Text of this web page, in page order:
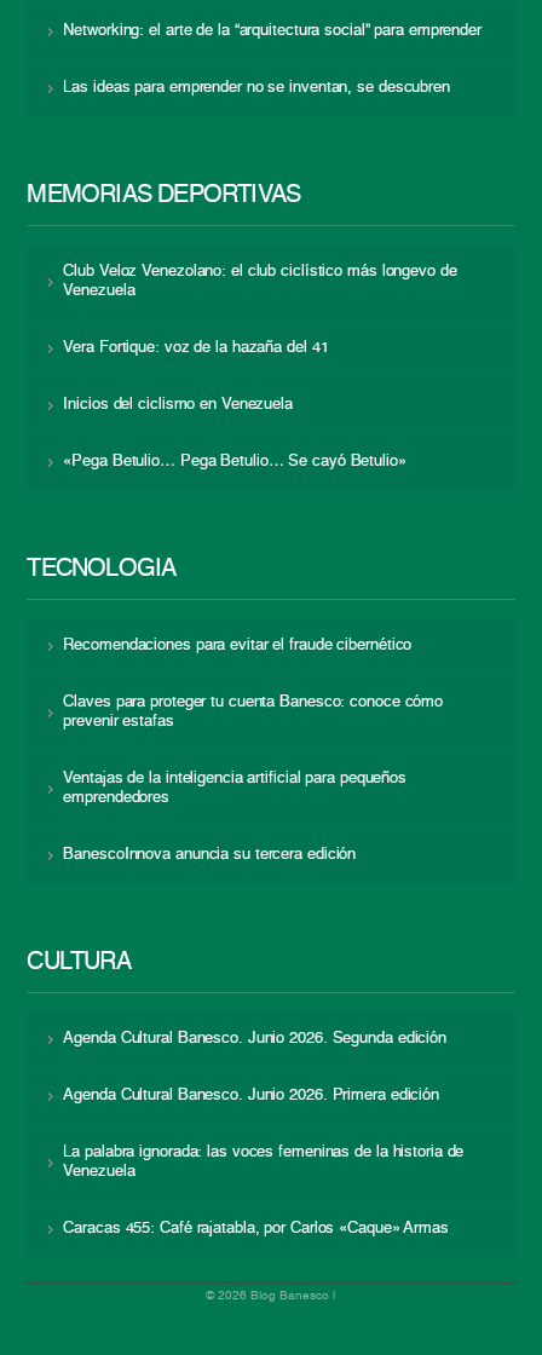
Networking: el arte de la “arquitectura social” para emprender
Las ideas para emprender no se inventan, se descubren
MEMORIAS DEPORTIVAS
Club Veloz Venezolano: el club ciclístico más longevo de
Venezuela
Vera Fortique: voz de la hazaña del 41
Inicios del ciclismo en Venezuela
«Pega Betulio… Pega Betulio… Se cayó Betulio»
TECNOLOGÍA
Recomendaciones para evitar el fraude cibernético
Claves para proteger tu cuenta Banesco: conoce cómo
prevenir estafas
Ventajas de la inteligencia artificial para pequeños
emprendedores
BanescoInnova anuncia su tercera edición
CULTURA
Agenda Cultural Banesco. Junio 2026. Segunda edición
Agenda Cultural Banesco. Junio 2026. Primera edición
La palabra ignorada: las voces femeninas de la historia de
Venezuela
Caracas 455: Café rajatabla, por Carlos «Caque» Armas
© 2026 Blog Banesco |